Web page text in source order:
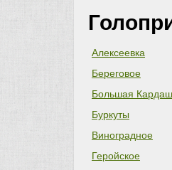
Алексеевка
Береговое
Большая
Буркуты
Виноградное
Геройское